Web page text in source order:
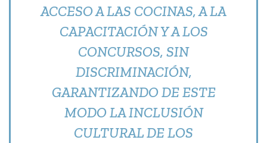
ACCESO A LAS COCINAS, A LA
CAPACITACIÓN Y A LOS
CONCURSOS, SIN
DISCRIMINACIÓN,
GARANTIZANDO DE ESTE
MODO LA INCLUSIÓN
CULTURAL DE LOS